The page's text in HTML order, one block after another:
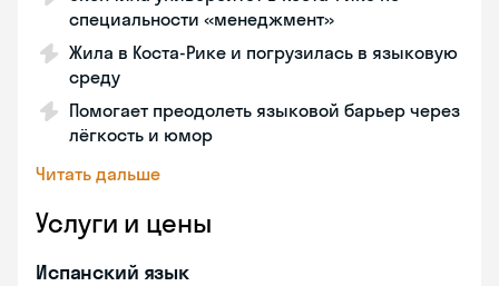
специальности «менеджмент»
Жила в Коста‑Рике и погрузилась в языковую
среду
Помогает преодолеть языковой барьер через
лёгкость и юмор
Читать дальше
Услуги и цены
Испанский язык